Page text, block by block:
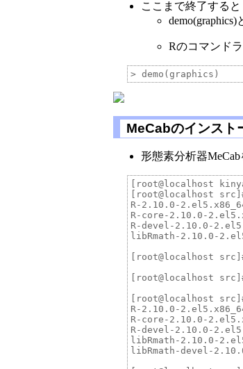
ここまで終了する
Rのコマンド
MeCabのインスト
形態素分析器
[root@localhost
[root@localhost
R-2.10.0-
R-core-2.10.0-
R-devel-2.10.0-
libRmath-2.10.0-
[root@localhost
[root@localhost
[root@localhost
R-2.10.0-
R-core-2.10.0-
R-devel-2.10.0-
libRmath-2.10.0-
libRmath-devel-